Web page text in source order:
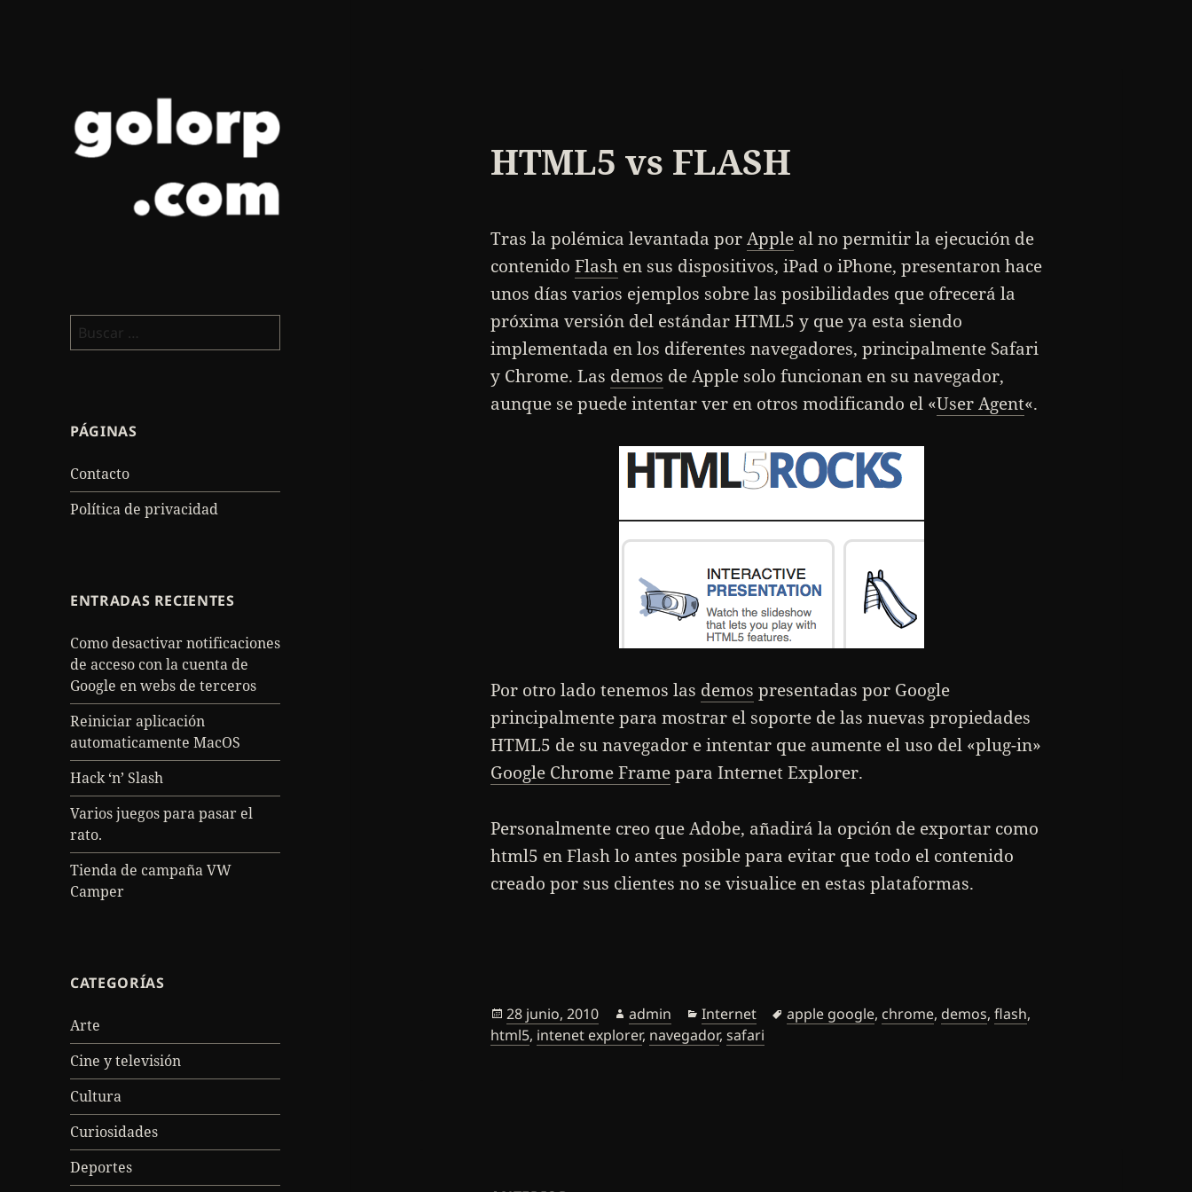
Buscar:
PÁGINAS
Contacto
Política de privacidad
ENTRADAS RECIENTES
Como desactivar notificaciones
de acceso con la cuenta de
Google en webs de terceros
Reiniciar aplicación
automaticamente MacOS
Hack ‘n’ Slash
Varios juegos para pasar el
rato.
Tienda de campaña VW
Camper
CATEGORÍAS
Arte
Cine y televisión
Cultura
Curiosidades
Deportes
HTML5 vs FLASH
Tras la polémica levantada porApple al no permitir la ejecución de
contenidoFlash en sus dispositivos, iPad o iPhone, presentaron hace
unos días varios ejemplos sobre las posibilidades que ofrecerá la
próxima versión del estándar HTML5 y que ya esta siendo
implementada en los diferentes navegadores, principalmente Safari
y Chrome. Las demos de Apple solo funcionan en su navegador,
aunque se puede intentar ver en otros modificando el «User Agent«.
Por otro lado tenemos las demos presentadas por Google
principalmente para mostrar el soporte de las nuevas propiedades
HTML5 de su navegador e intentar que aumente el uso del «plug-in»
Google Chrome Framepara Internet Explorer.
Personalmente creo que Adobe, añadirá la opción de exportar como
html5 en Flash lo antes posible para evitar que todo el contenido
creado por sus clientes no se visualice en estas plataformas.
Publicado
el
28 junio, 2010 Autor
admin Categorías
Internet Etiquetas
apple google, chrome, demos,flash,
html5, intenet explorer, navegador,safari